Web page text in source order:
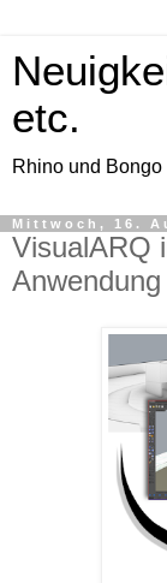
etc.
Rhino und Bongo
Mittwoch, 16.
VisualARQ
Anwendung